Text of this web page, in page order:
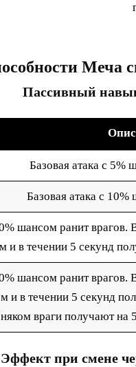
Меча
Пассивный
Базовая атака с 5%
Базовая атака с
шансом ранит
и в течении 5 секунд
шансом ранит
и в течении 5 секунд
враги получают на
Эффект при смене